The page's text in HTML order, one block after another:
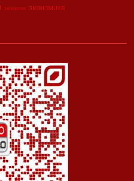
экология экономика